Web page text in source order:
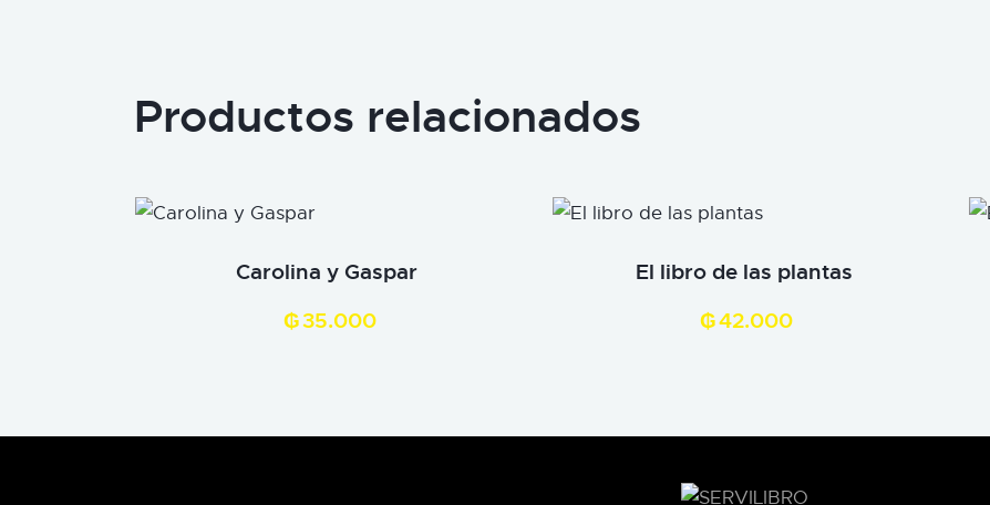
Productos relacionados
Carolina y Gaspar
₲35.000
El libro de las plantas
₲42.000